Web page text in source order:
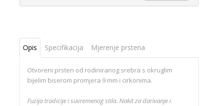
Opis Specifikacija Mjerenje prstena
Otvoreni prsten od rodiniranog srebra s okruglim
bijelim biserom promjera 9 mm i cirkonima.
Fuzija tradicije i suvremenog stila. Nakit za darivanje i